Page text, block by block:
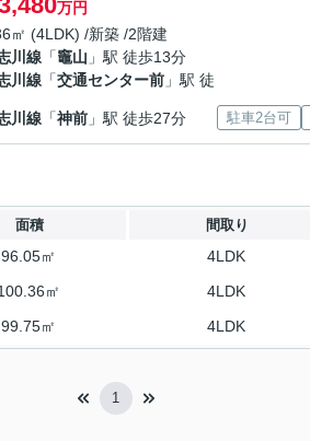
万円
㎡ (4LDK) /新築 /2階建
川線 「竈山 」駅 徒歩13分
川線 「交通センター前 」駅 徒
川線 「神前 」駅 徒歩27分 駐車2台可
面積 間取り
96.05㎡ 4LDK
㎡ 4LDK
99.75㎡ 4LDK
1